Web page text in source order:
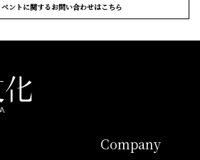
ントに関するお問い合わせはこちら
Company